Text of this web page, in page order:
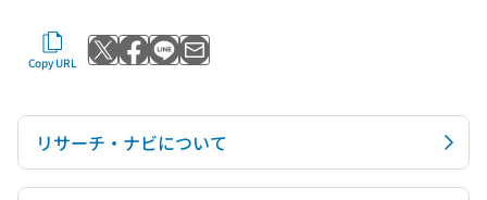
Copy URL Post to X
Share with Facebook
Send with LINE
Send by email
リサーチ・ナビについて